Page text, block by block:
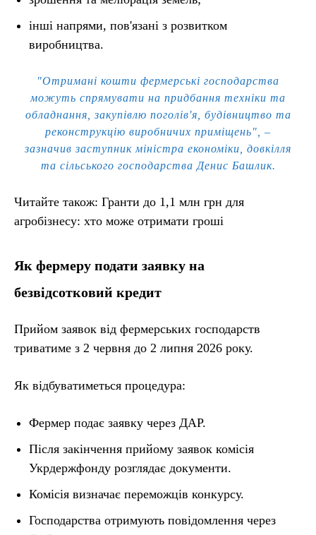
інші напрями, пов'язані з розвитком
виробництва.
"Отримані кошти фермерські господарства
можуть спрямувати на придбання техніки та
обладнання, закупівлю поголів'я, будівництво та
реконструкцію виробничих приміщень", –
зазначив заступник міністра економіки, довкілля
та сільського господарства Денис Башлик.
Читайте також: Гранти до 1,1 млн грн для
агробізнесу: хто може отримати гроші
Як фермеру подати заявку на
безвідсотковий кредит
Прийом заявок від фермерських господарств
триватиме з 2 червня до 2 липня 2026 року.
Як відбуватиметься процедура:
Фермер подає заявку через ДАР.
Після закінчення прийому заявок комісія
Укрдержфонду розглядає документи.
Комісія визначає переможців конкурсу.
Господарства отримують повідомлення через